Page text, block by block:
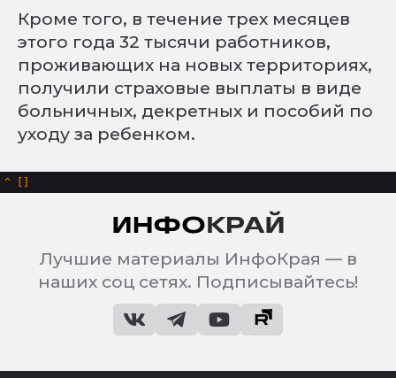
Кроме того, в течение трех месяцев
этого года 32 тысячи работников,
проживающих на новых территориях,
получили страховые выплаты в виде
больничных, декретных и пособий по
уходу за ребенком.
^
Лучшие материалы ИнфоКрая — в
наших соц сетях. Подписывайтесь!